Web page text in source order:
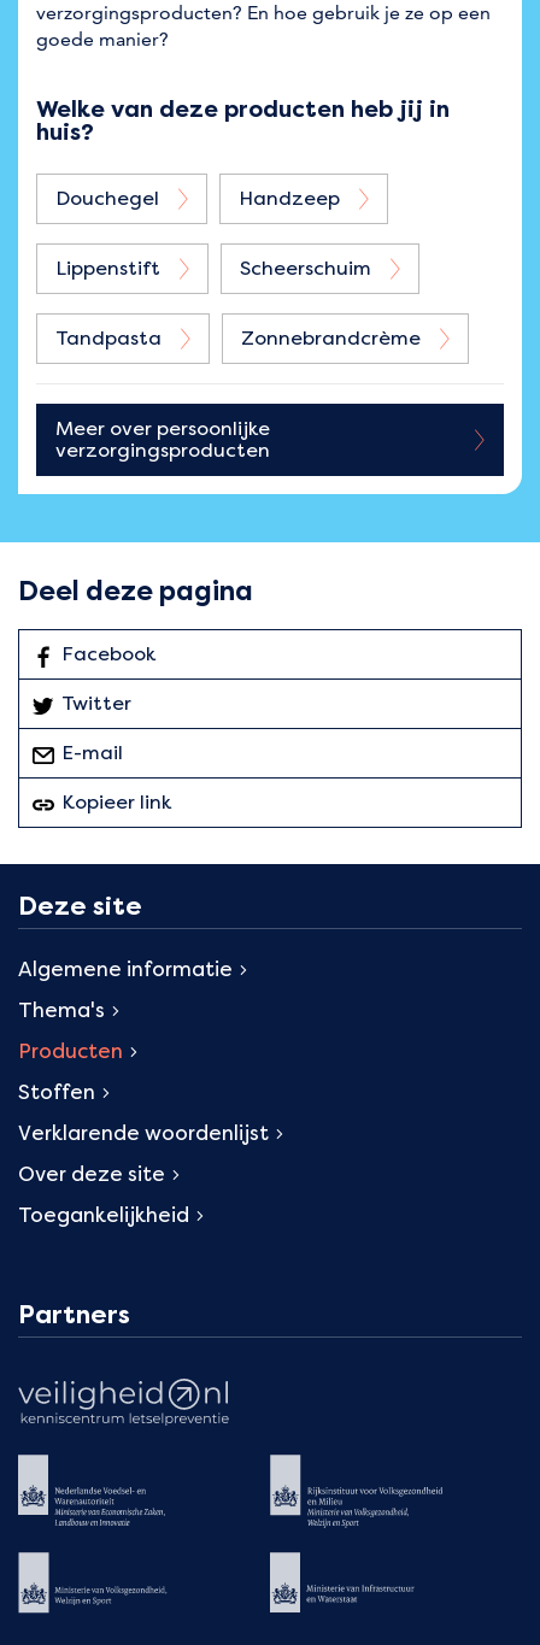
verzorgingsproducten? En hoe gebruik je ze op een
goede manier?
Welke van deze producten heb jij in
huis?
Douchegel Handzeep
Lippenstift Scheerschuim
Tandpasta Zonnebrandcrème
Meer over persoonlijke
verzorgingsproducten
Deel deze pagina
Facebook: Deel deze pagina
Twitter
E-mail
Kopieer linkvan deze pagina
Deze site
Algemene informatie
Thema's
Producten
Stoffen
Verklarende woordenlijst
Over deze site
Toegankelijkheid
Partners